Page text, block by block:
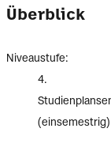
Überblick
Niveaustufe:
4.
(einsemestrig)